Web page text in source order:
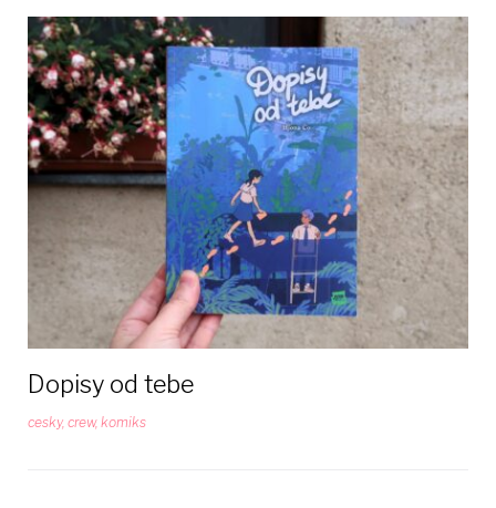
Dopisy od tebe
cesky, crew, komiks